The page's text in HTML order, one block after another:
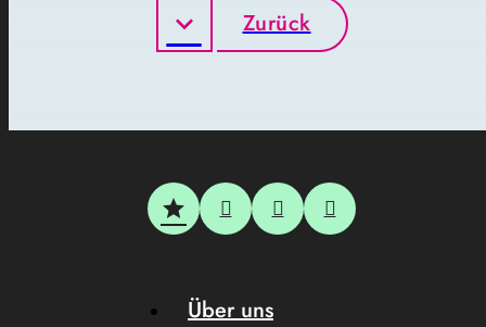
Zurück
Über uns